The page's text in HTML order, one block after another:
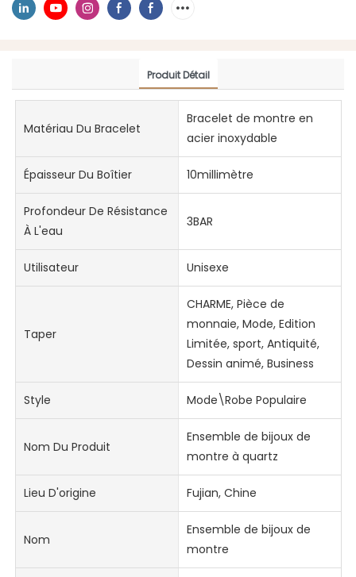
Produit Détail
Matériau Du Bracelet
Bracelet de montre en
acier inoxydable
Épaisseur Du Boîtier 10millimètre
Profondeur De Résistance
À L'eau
3BAR
Utilisateur Unisexe
Taper
CHARME, Pièce de
monnaie, Mode, Edition
Limitée, sport, Antiquité,
Dessin animé, Business
Style Mode\Robe Populaire
Nom Du Produit
Ensemble de bijoux de
montre à quartz
Lieu D'origine Fujian, Chine
Nom
Ensemble de bijoux de
montre